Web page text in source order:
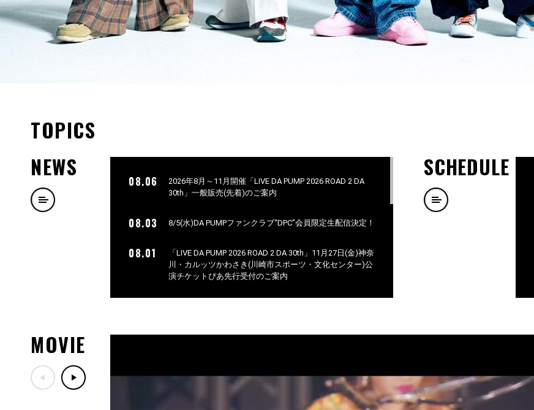
TOPICS
NEWS
08.06
2026年8月～11月開催「LIVE DA PUMP 2026 ROAD 2 DA
30th」一般販売(先着)のご案内
08.03 8/5(水)DA PUMPファンクラブ“DPC”会員限定生配信決定！
08.01
「LIVE DA PUMP 2026 ROAD 2 DA 30th」11月27日(金)神奈
川・カルッツかわさき(川崎市スポーツ・文化センター)公
演チケットぴあ先行受付のご案内
「LIVE DA PUMP 2026 ROAD 2 DA 30th」ドキュメンタリ
SCHEDULE
MOVIE